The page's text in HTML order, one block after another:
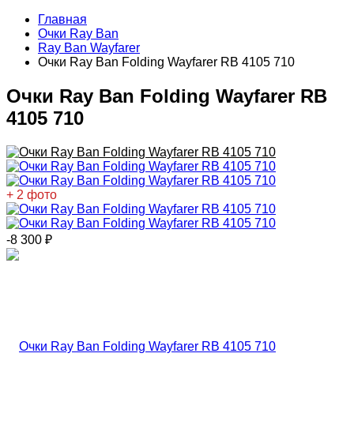
Главная
Очки Ray Ban
Ray Ban Wayfarer
Очки Ray Ban Folding Wayfarer RB 4105 710
Очки Ray Ban Folding Wayfarer RB
4105 710
+ 2 фото
-8 300 ₽